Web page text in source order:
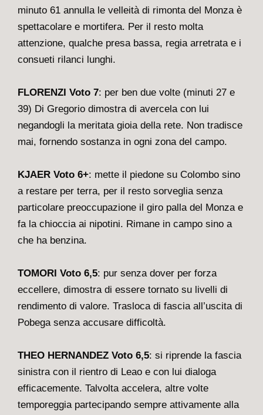
minuto 61 annulla le velleità di rimonta del Monza è
spettacolare e mortifera. Per il resto molta
attenzione, qualche presa bassa, regia arretrata e i
consueti rilanci lunghi.
FLORENZI Voto 7: per ben due volte (minuti 27 e
39) Di Gregorio dimostra di avercela con lui
negandogli la meritata gioia della rete. Non tradisce
mai, fornendo sostanza in ogni zona del campo.
KJAER Voto 6+: mette il piedone su Colombo sino
a restare per terra, per il resto sorveglia senza
particolare preoccupazione il giro palla del Monza e
fa la chioccia ai nipotini. Rimane in campo sino a
che ha benzina.
TOMORI Voto 6,5: pur senza dover per forza
eccellere, dimostra di essere tornato su livelli di
rendimento di valore. Trasloca di fascia all’uscita di
Pobega senza accusare difficoltà.
THEO HERNANDEZ Voto 6,5: si riprende la fascia
sinistra con il rientro di Leao e con lui dialoga
efficacemente. Talvolta accelera, altre volte
temporeggia partecipando sempre attivamente alla